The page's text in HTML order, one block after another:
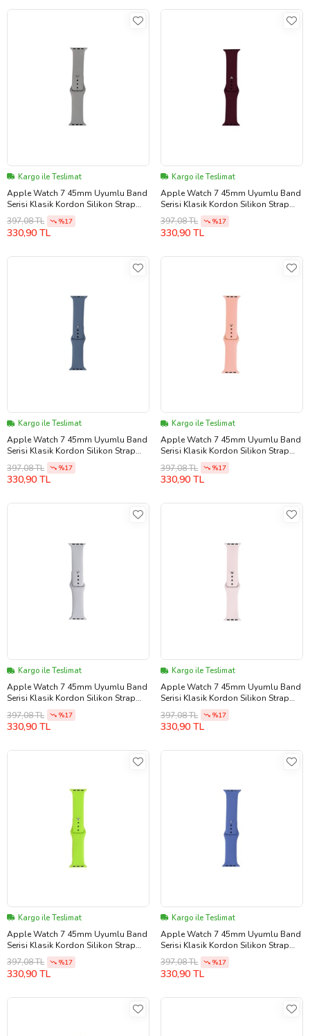
Kargo ile Teslimat
Apple Watch 7 45mm Uyumlu Band
Serisi Klasik Kordon Silikon Strap
Kayış (Açık Mavi)
397,08 TL %17
330,90 TL
Kargo ile Teslimat
Apple Watch 7 45mm Uyumlu Band
Serisi Klasik Kordon Silikon Strap
Kayış (Şarap)
397,08 TL %17
330,90 TL
Kargo ile Teslimat
Apple Watch 7 45mm Uyumlu Band
Serisi Klasik Kordon Silikon Strap
Kayış (Gri)
397,08 TL %17
330,90 TL
Kargo ile Teslimat
Apple Watch 7 45mm Uyumlu Band
Serisi Klasik Kordon Silikon Strap
Kayış (Kahverengi)
397,08 TL %17
330,90 TL
Kargo ile Teslimat
Apple Watch 7 45mm Uyumlu Band
Serisi Klasik Kordon Silikon Strap
Kayış (Koyu Gri)
397,08 TL %17
330,90 TL
Kargo ile Teslimat
Apple Watch 7 45mm Uyumlu Band
Serisi Klasik Kordon Silikon Strap
Kayış (TOPRAK-KAHVE)
397,08 TL %17
330,90 TL
Kargo ile Teslimat
Apple Watch 7 45mm Uyumlu Band
Serisi Klasik Kordon Silikon Strap
Kayış (Açık Yeşil)
397,08 TL %17
330,90 TL
Kargo ile Teslimat
Apple Watch 7 45mm Uyumlu Band
Serisi Klasik Kordon Silikon Strap
Kayış (Denizci Mavi)
397,08 TL %17
330,90 TL